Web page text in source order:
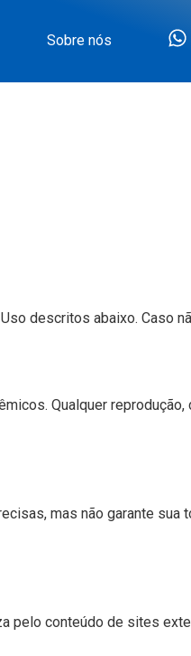
Sobre nós
descritos abaixo. Caso
Qualquer
mas não garante sua
pelo conteúdo de sites